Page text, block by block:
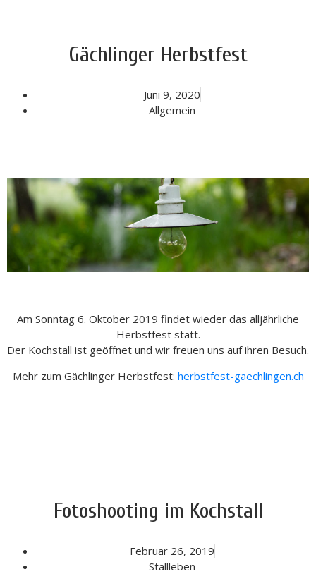
Gächlinger Herbstfest
Juni 9, 2020
Allgemein
Am Sonntag 6. Oktober 2019 findet wieder das alljährliche
Herbstfest statt.
Der Kochstall ist geöffnet und wir freuen uns auf ihren Besuch.
Mehr zum Gächlinger Herbstfest: herbstfest-gaechlingen.ch
Fotoshooting im Kochstall
Februar 26, 2019
Stallleben